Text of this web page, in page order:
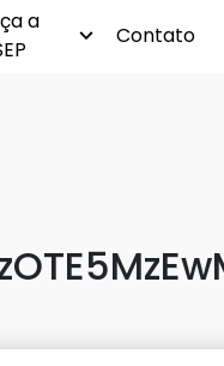
a
Contato